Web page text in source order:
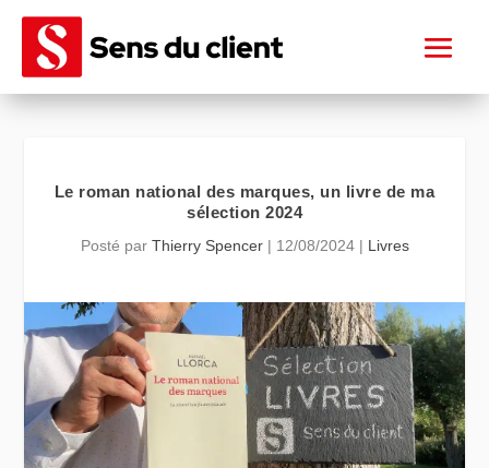
Le roman national des marques, un livre de ma
sélection 2024
Posté par Thierry Spencer| 12/08/2024| Livres